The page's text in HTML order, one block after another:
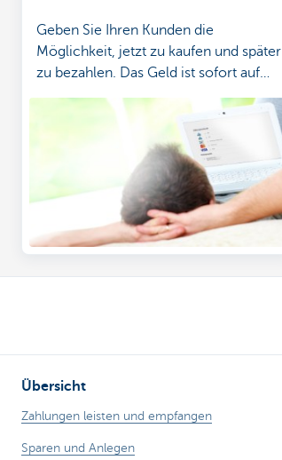
Geben Sie Ihren Kunden die
Möglichkeit, jetzt zu kaufen und später
zu bezahlen. Das Geld ist sofort auf
Übersicht
Zahlungen leisten und empfangen
Sparen und Anlegen